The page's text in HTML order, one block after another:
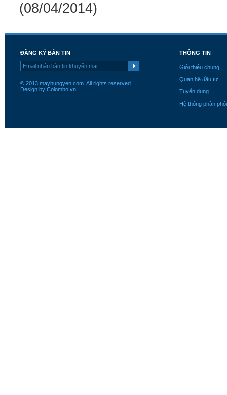
(08/04/2014)
ĐĂNG KÝ BẢN TIN
© 2013 mayhungyen.com. All rights reserved.
Design by Colombo.vn
THÔNG TIN
Giới thiệu chung
Quan hệ đầu tư
Tuyển dụng
Hệ thống phân phối